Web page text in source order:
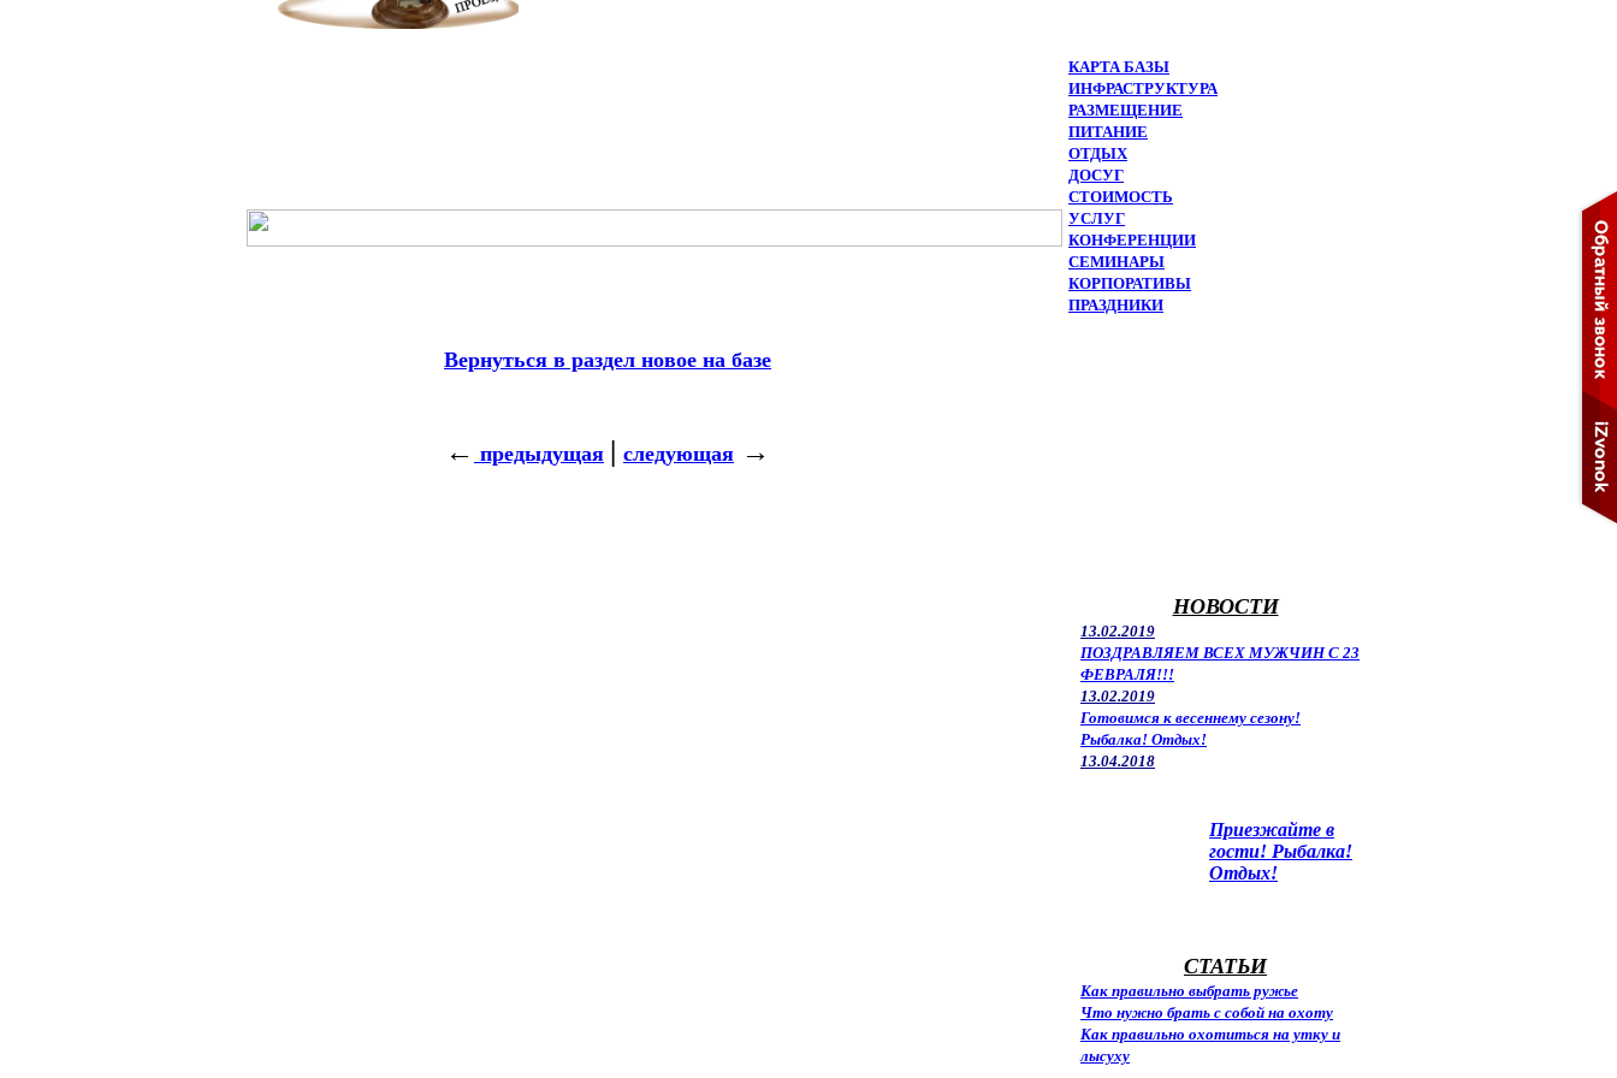
Вернуться в раздел новое на базе
← предыдущая | следующая →
КАРТА БАЗЫ
ИНФРАСТРУКТУРА
РАЗМЕЩЕНИЕ
ПИТАНИЕ
ОТДЫХ
ДОСУГ
СТОИМОСТЬ
УСЛУГ
КОНФЕРЕНЦИИ
СЕМИНАРЫ
КОРПОРАТИВЫ
ПРАЗДНИКИ
НОВОСТИ
13.02.2019
ПОЗДРАВЛЯЕМ ВСЕХ МУЖЧИН С 23
ФЕВРАЛЯ!!!
13.02.2019
Готовимся к весеннему сезону!
Рыбалка! Отдых!
13.04.2018
Приезжайте в
гости! Рыбалка!
Отдых!
СТАТЬИ
Как правильно выбрать ружье
Что нужно брать с собой на охоту
Как правильно охотиться на утку и
лысуху